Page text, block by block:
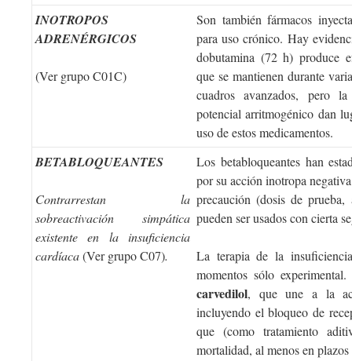
INOTROPOS
ADRENÉRGICOS
(Ver grupo C01C)
Son también fármacos
para uso crónico. Hay
dobutamina (72 h) produce
que se mantienen durante
cuadros avanzados, pero
potencial arritmogénico dan
uso de estos medicamentos.
BETABLOQUEANTES
Contrarrestan la
sobreactivación simpática
existente en la insuficiencia
cardíaca(Ver grupo C07).
Los betabloqueantes han
por su acción inotropa
precaución (dosis de
pueden ser usados con cierta
La terapia de la
momentos sólo
carvedilol, que une a la
incluyendo el bloqueo de
que (como tratamiento
mortalidad, al menos en